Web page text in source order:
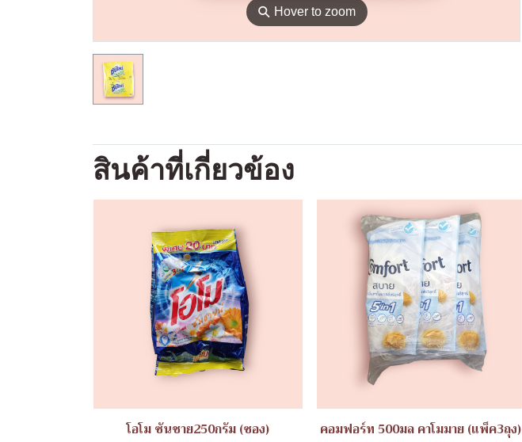
⚲ Hover to zoom
สินค้าที่เกี่ยวข้อง
โอโม ซันชาย250กรัม (ซอง) คอมฟอร์ท 500มล คาโมมาย (แพ็ค3ถุง)